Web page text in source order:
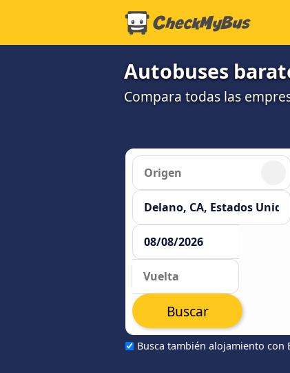
Autobuses
Compara todas las
Busca también alojamiento con
Buscar